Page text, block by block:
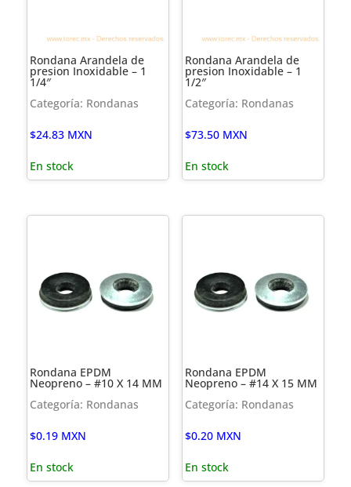
Rondana Arandela de
presion Inoxidable – 1
1/4″
Categoría: Rondanas
$24.83 MXN
En stock
Rondana Arandela de
presion Inoxidable – 1
1/2″
Categoría: Rondanas
$73.50 MXN
En stock
Rondana EPDM
Neopreno – #10 X 14 MM
Categoría: Rondanas
$0.19 MXN
En stock
Rondana EPDM
Neopreno – #14 X 15 MM
Categoría: Rondanas
$0.20 MXN
En stock